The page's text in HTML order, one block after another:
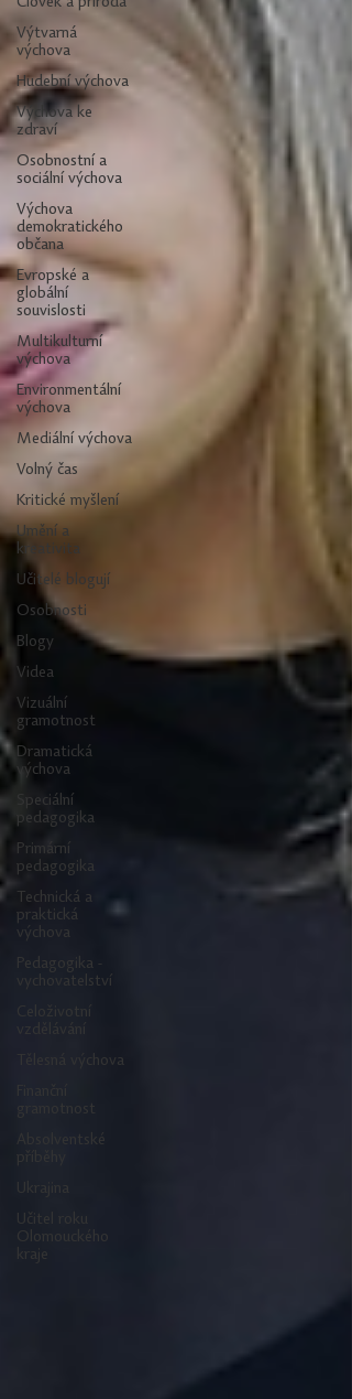
Výtvarná
výchova
Hudební výchova
Výchova ke
zdraví
Osobnostní a
sociální výchova
Výchova
demokratického
občana
Evropské a
globální
souvislosti
Multikulturní
výchova
Environmentální
výchova
Mediální výchova
Volný čas
Kritické myšlení
Umění a
kreativita
Učitelé blogují
Osobnosti
Blogy
Videa
Vizuální
gramotnost
Dramatická
výchova
Speciální
pedagogika
Primární
pedagogika
Technická a
praktická
výchova
Pedagogika -
vychovatelství
Celoživotní
Tělesná výchova
gramotnost
Absolventské
příběhy
Ukrajina
Učitel roku
Olomouckého
kraje